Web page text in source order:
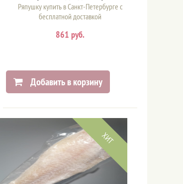
Ряпушку купить в Санкт-Петербурге с
бесплатной доставкой
861 руб.
Добавить в корзину
ХИТ